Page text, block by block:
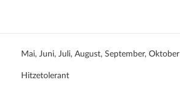
Mai, Juni, Juli, August, September, Oktober
Hitzetolerant